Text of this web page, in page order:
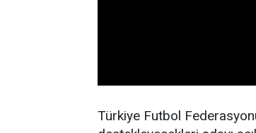
Türkiye Futbol